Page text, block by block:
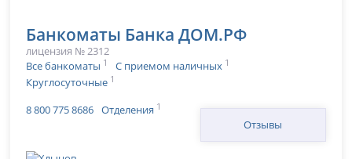
Банкоматы Банка ДОМ.РФ
лицензия № 2312
Все банкоматы 1 С приемом наличных 1
Круглосуточные 1
8 800 775 8686 Отделения 1
Отзывы